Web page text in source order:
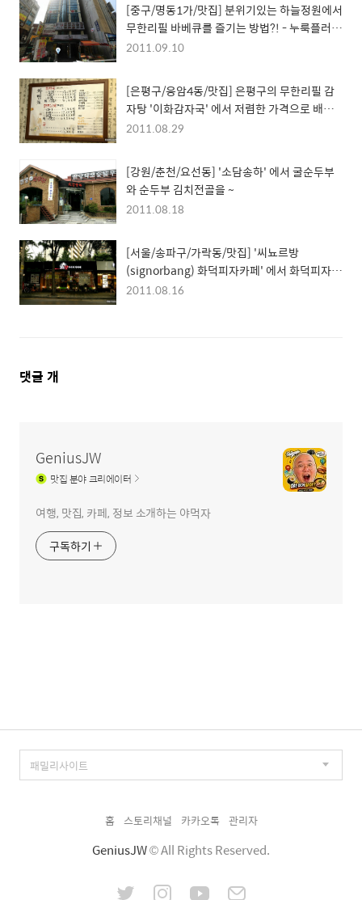
[중구/명동1가/맛집] 분위기있는 하늘정원에서
무한리필 바베큐를 즐기는 방법?! - 누룩플러스
(NU LOOK+)
2011.09.10
[은평구/응암4동/맛집] 은평구의 무한리필 감
자탕 '이화감자국' 에서 저렴한 가격으로 배불
리 먹는 방법?!
2011.08.29
[강원/춘천/요선동] '소담송하' 에서 굴순두부
와 순두부 김치전골을 ~
2011.08.18
[서울/송파구/가락동/맛집] '씨뇨르방
(signorbang) 화덕피자카페' 에서 화덕피자,
샐러드, 라자냐를 먹다~
2011.08.16
댓
댓글 개
GeniusJW
맛집분야 크리에이터
여행, 맛집, 카페, 정보 소개하는 야먹자
구독하기
홈 스토리채널 카카오톡 관리자
GeniusJW© All Rights Reserved.